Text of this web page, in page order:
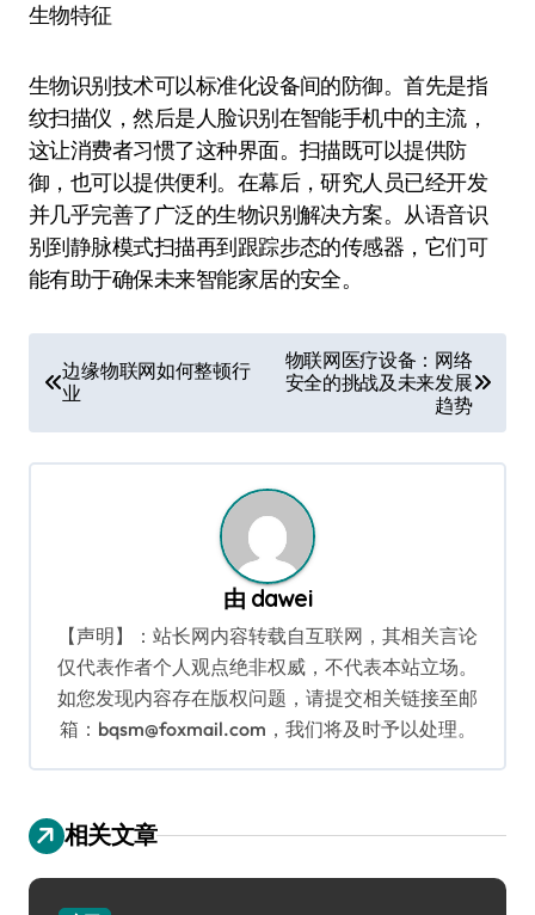
生物特征
生物识别技术可以标准化设备间的防御。首先是指
纹扫描仪，然后是人脸识别在智能手机中的主流，
这让消费者习惯了这种界面。扫描既可以提供防
御，也可以提供便利。在幕后，研究人员已经开发
并几乎完善了广泛的生物识别解决方案。从语音识
别到静脉模式扫描再到跟踪步态的传感器，它们可
能有助于确保未来智能家居的安全。
章
导
航
边缘物联网如何整顿行
业
物联网医疗设备：网络
安全的挑战及未来发展
趋势
由 dawei
【声明】：站长网内容转载自互联网，其相关言论
仅代表作者个人观点绝非权威，不代表本站立场。
如您发现内容存在版权问题，请提交相关链接至邮
箱：bqsm@foxmail.com，我们将及时予以处理。
相关文章